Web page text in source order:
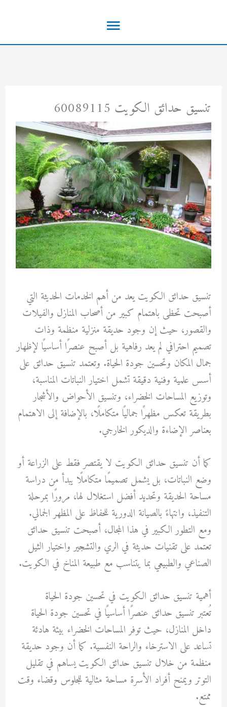
المحتوى
القائمة
الرئيسية
تنسيق حدائق الكويت 60089115
تنسيق حدائق الكويت يعد من أهم الخدمات الحديثة التي
أصبحت تحظى باهتمام كبير من أصحاب المنازل والفيلات
والقصور، حيث إن وجود حديقة منزلية منظمة وذات
تصميم احترافي لم يعد رفاهية بل أصبح عنصرًا أساسيًا لإظهار
جمال المكان وتحسين جودة الحياة. وتعتمد تنسيق حدائق على
أسس علمية وفنية دقيقة تشمل اختيار النباتات المناسبة،
وتوزيع المساحات الخضراء، وتنسيق الأحواض والأشجار
بطريقة تعكس مظهرًا جماليًا متكاملًا، بالإضافة إلى الاهتمام
بعناصر الإضاءة والديكور الخارجي.
كما أن تنسيق حدائق الكويت لا يقتصر فقط على الزراعة أو
وضع النباتات، بل يشمل تصميمًا متكاملًا يبدأ من دراسة
مساحة الحديقة وتحديد أفضل استغلال لها، مرورًا بمرحلة
التنفيذ، وانتهاءً بالصيانة الدورية للحفاظ على المظهر الجمالي.
ومع التطور الكبير في هذا المجال، أصبحت تنسيق حدائق
تعتمد على تقنيات حديثة في الري والتشجير واختيار الثيل
الصناعي والطبيعي بما يتناسب مع طبيعة المناخ في الكويت.
أهمية تنسيق حدائق الكويت في تحسين جودة الحياة
تُعتبر تنسيق حدائق عنصرًا أساسيًا في تحسين جودة الحياة
داخل المنازل، حيث توفر المساحات الخضراء بيئة هادئة
تساعد على الاسترخاء والراحة النفسية. كما أن وجود حديقة
منظمة من خلال تنسيق حدائق الكويت يساهم في تقليل
التوتر ويمنح أفراد الأسرة مساحة مثالية للجلوس وقضاء وقت
ممتع.